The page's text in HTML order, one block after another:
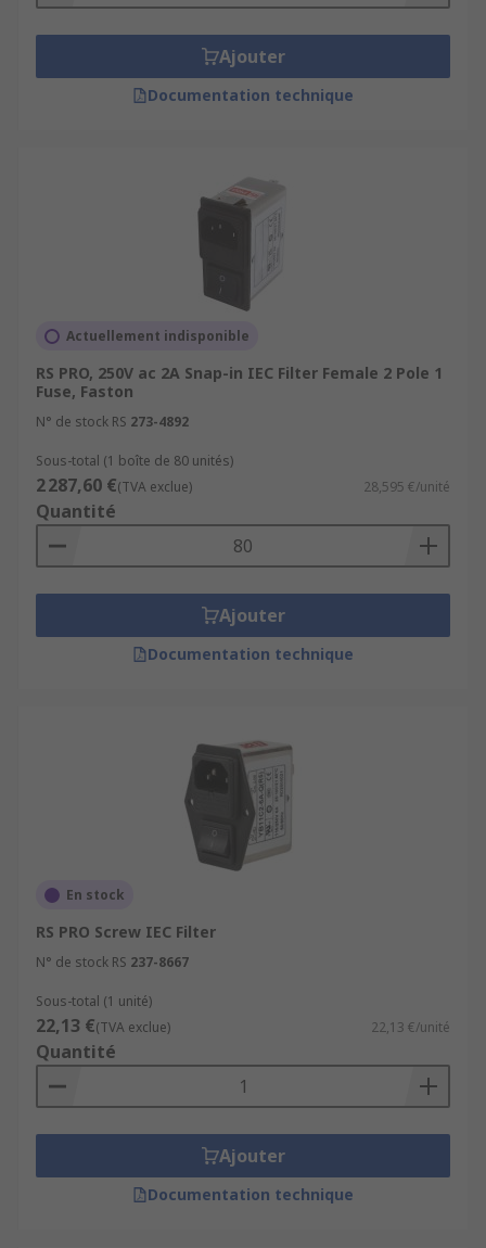
Ajouter
Documentation technique
Actuellement indisponible
RS PRO, 250V ac 2A Snap-in IEC Filter Female 2 Pole 1
Fuse, Faston
N° de stock RS 273-4892
Sous-total (1 boîte de 80 unités)
2 287,60 €(TVA exclue) 28,595 €/unité
Quantité
Ajouter
Documentation technique
En stock
RS PRO Screw IEC Filter
N° de stock RS 237-8667
Sous-total (1 unité)
22,13 €(TVA exclue) 22,13 €/unité
Quantité
Ajouter
Documentation technique